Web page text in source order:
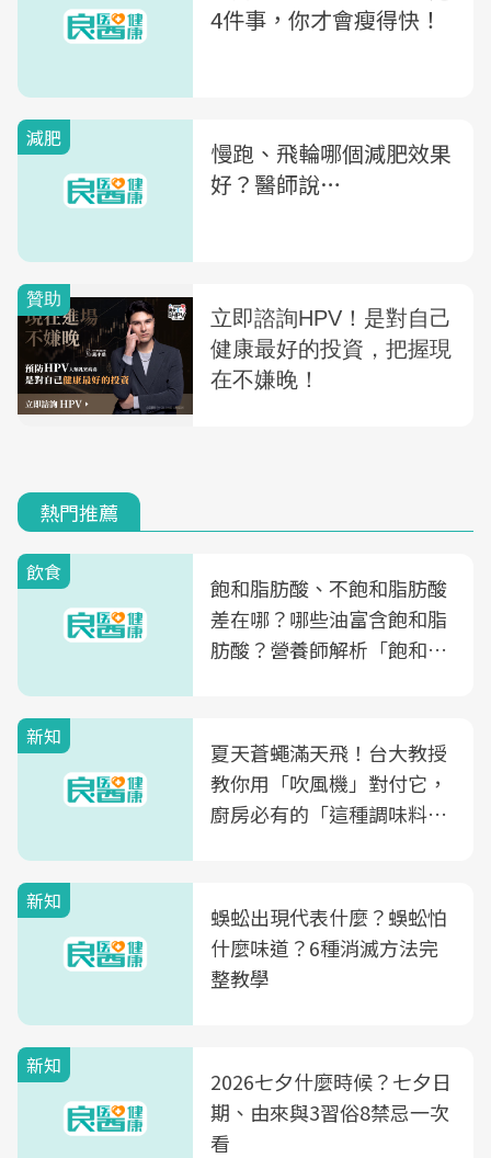
4件事，你才會瘦得快！
減肥
慢跑、飛輪哪個減肥效果
好？醫師說…
熱門推薦
飲食
飽和脂肪酸、不飽和脂肪酸
差在哪？哪些油富含飽和脂
肪酸？營養師解析「飽和脂
新知
夏天蒼蠅滿天飛！台大教授
教你用「吹風機」對付它，
廚房必有的「這種調味料」
新知
蜈蚣出現代表什麼？蜈蚣怕
什麼味道？6種消滅方法完
整教學
新知
2026七夕什麼時候？七夕日
期、由來與3習俗8禁忌一次
看